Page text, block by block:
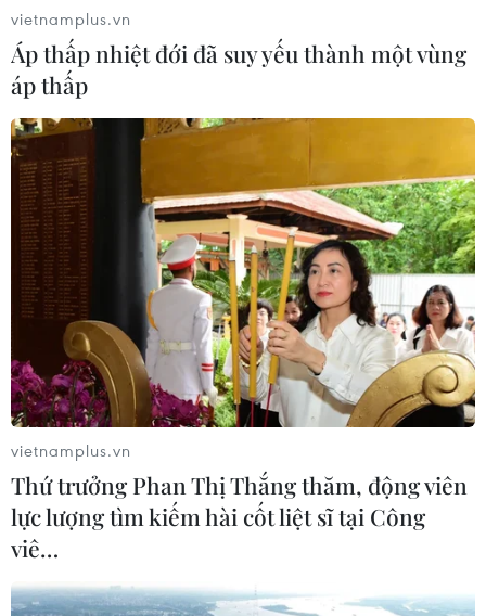
TPBank đặt mục tiêu lợi nhuận 8.700 tỷ
đồng, tăng vốn điều lệ
26/04/2023 12:53
Đại hội đồng cổ đông TPBank đã thông qua kế hoạch
kinh doanh năm 2023 với lợi nhuận trước thuế mục tiêu
đạt mức 8.700 tỷ đồng, tăng 11%, tổng tài sản dự kiến
vietnamplus.vn
Áp thấp nhiệt đới đã suy yếu thành một vùng
áp thấp
vietnamplus.vn
Thứ trưởng Phan Thị Thắng thăm, động viên
lực lượng tìm kiếm hài cốt liệt sĩ tại Công
viê…